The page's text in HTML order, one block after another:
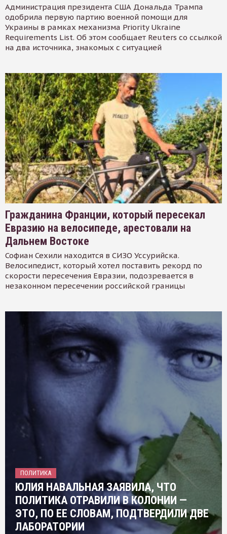
Администрация президента США Дональда Трампа
одобрила первую партию военной помощи для
Украины в рамках механизма Priority Ukraine
Requirements List. Об этом сообщает Reuters со ссылкой
на два источника, знакомых с ситуацией
Гражданина Франции, который пересекал
Евразию на велосипеде, арестовали на
Дальнем Востоке
Софиан Сехили находится в СИЗО Уссурийска.
Велосипедист, который хотел поставить рекорд по
скорости пересечения Евразии, подозревается в
незаконном пересечении российской границы
ПОЛИТИКА
ЮЛИЯ НАВАЛЬНАЯ ЗАЯВИЛА, ЧТО
ПОЛИТИКА ОТРАВИЛИ В КОЛОНИИ —
ЭТО, ПО ЕЕ СЛОВАМ, ПОДТВЕРДИЛИ ДВЕ
ЛАБОРАТОРИИ